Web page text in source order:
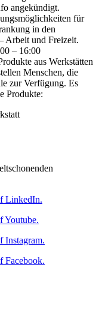
angekündigt.
für
in den
Arbeit und Freizeit.
– 16:00
aus Werkstätten
Menschen, die
zur Verfügung. Es
Produkte: